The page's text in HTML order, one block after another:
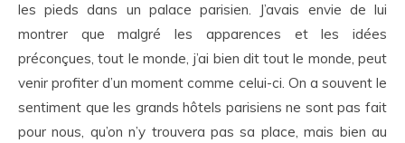
les pieds dans un palace parisien. J’avais envie de lui
montrer que malgré les apparences et les idées
préconçues, tout le monde, j’ai bien dit tout le monde, peut
venir profiter d’un moment comme celui-ci. On a souvent le
sentiment que les grands hôtels parisiens ne sont pas fait
pour nous, qu’on n’y trouvera pas sa place, mais bien au